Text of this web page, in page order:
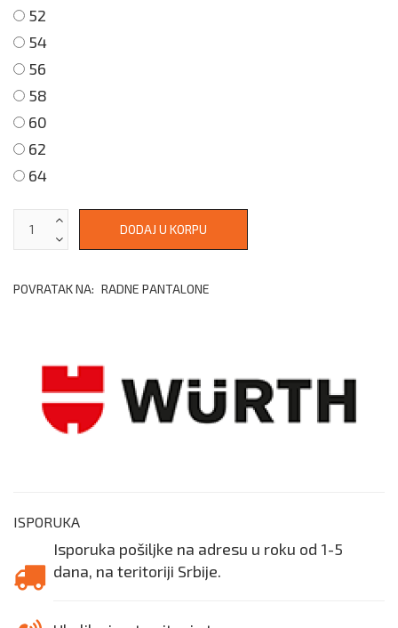
52
54
56
58
60
62
64
POVRATAK NA: RADNE PANTALONE
ISPORUKA
Isporuka pošiljke na adresu u roku od 1-5
dana, na teritoriji Srbije.